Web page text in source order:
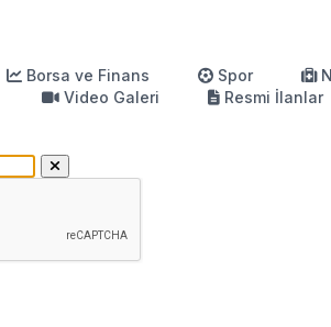
Borsa ve Finans Spor
Video Galeri Resmi İlanlar